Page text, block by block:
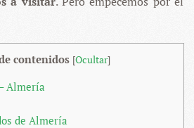
contenidos [Ocultar]
Almería
de Almería